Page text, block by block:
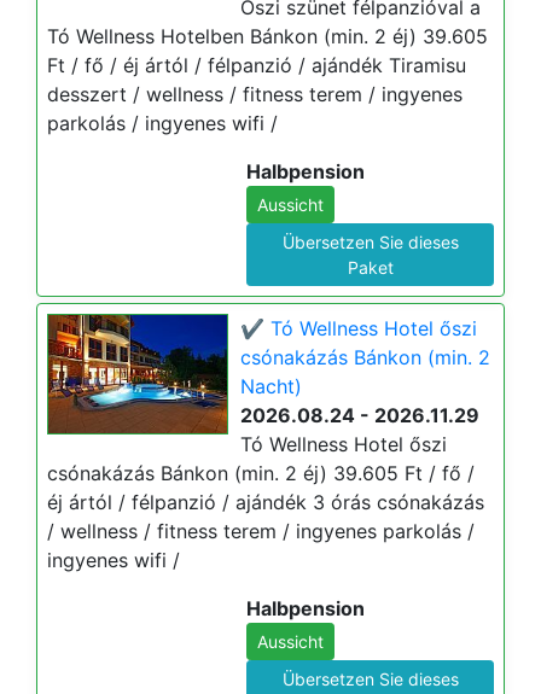
Őszi szünet félpanzióval a
Tó Wellness Hotelben Bánkon (min. 2 éj) 39.605
Ft / fő / éj ártól / félpanzió / ajándék Tiramisu
desszert / wellness / fitness terem / ingyenes
parkolás / ingyenes wifi /
Halbpension
Aussicht
Übersetzen Sie dieses
Paket
✔️ Tó Wellness Hotel őszi
csónakázás Bánkon (min. 2
Nacht)
2026.08.24 - 2026.11.29
Tó Wellness Hotel őszi
csónakázás Bánkon (min. 2 éj) 39.605 Ft / fő /
éj ártól / félpanzió / ajándék 3 órás csónakázás
/ wellness / fitness terem / ingyenes parkolás /
ingyenes wifi /
Halbpension
Aussicht
Übersetzen Sie dieses